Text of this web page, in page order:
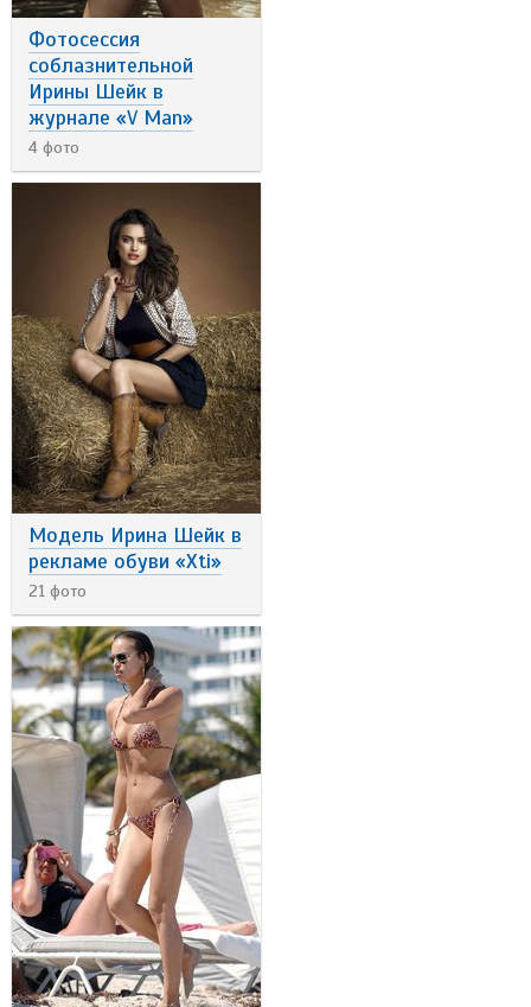
Фотосессия
соблазнительной
Ирины Шейк в
журнале «V Man»
4 фото
Модель Ирина Шейк в
рекламе обуви «Xti»
21 фото